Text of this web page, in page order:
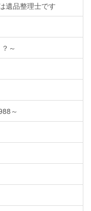
遺品整理士です
～
～